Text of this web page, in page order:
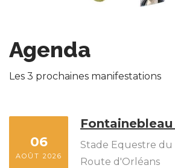
Agenda
Les 3 prochaines manifestations
06
AOÛT 2026
Stade Equestre
Route d'Orléans